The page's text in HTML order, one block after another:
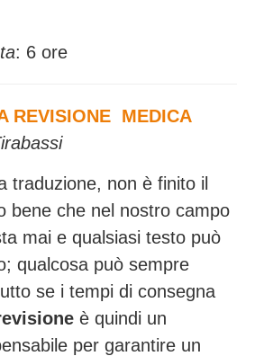
: 6 ore
REVISIONE MEDICA
traduzione, non è finito il
bene che nel nostro campo
mai e qualsiasi testo può
qualcosa può sempre
se i tempi di consegna
è quindi un
per garantire un